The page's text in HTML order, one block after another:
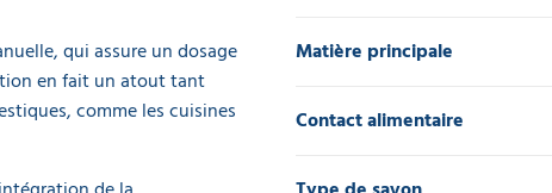
qui assure un dosage
en fait un atout tant
comme les cuisines
Matière principale
Contact alimentaire